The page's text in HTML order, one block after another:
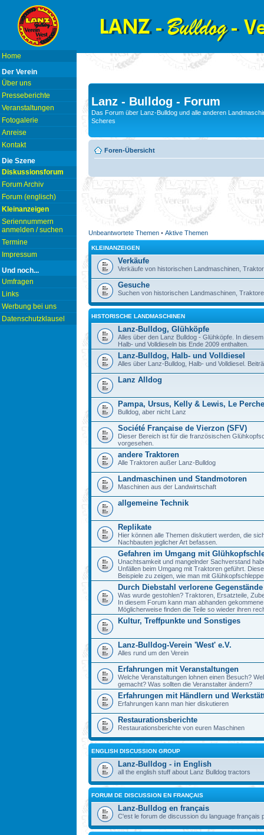
Home
Der Verein
Über uns
Presseberichte
Veranstaltungen
Fotogalerie
Anreise
Kontakt
Die Szene
Diskussionsforum
Forum Archiv
Forum (englisch)
Kleinanzeigen
Seriennummern
anmelden / suchen
Termine
Impressum
Und noch...
Umfragen
Links
Werbung bei uns
Datenschutzklausel
Lanz - Bulldog - Forum
Das Forum über Lanz-Bulldog und alle anderen
Scheres
Foren-Übersicht
Unbeantwortete Themen • Aktive Themen
KLEINANZEIGEN
Verkäufe
Verkäufe von historischen Landmaschinen,
Gesuche
Suchen von historischen Landmaschinen,
HISTORISCHE LANDMASCHINEN
Lanz-Bulldog, Glühköpfe
Alles über den Lanz Bulldog - Glühköpfe. In
Halb- und Volldieseln bis Ende 2009 enthalten.
Lanz-Bulldog, Halb- und Volldiesel
Alles über Lanz-Bulldog, Halb- und Volldiesel.
Lanz Alldog
Pampa, Ursus, Kelly & Lewis, Le
Bulldog, aber nicht Lanz
Société Française de Vierzon (SFV)
Dieser Bereich ist für die französischen
vorgesehen.
andere Traktoren
Alle Traktoren außer Lanz-Bulldog
Landmaschinen und Standmotoren
Maschinen aus der Landwirtschaft
allgemeine Technik
Replikate
Hier können alle Themen diskutiert werden, die
Nachbauten jeglicher Art befassen.
Gefahren im Umgang mit
Unachtsamkeit und mangelnder Sachverstand
Unfällen beim Umgang mit Traktoren geführt.
Beispiele zu zeigen, wie man mit
Durch Diebstahl verlorene Gegenstände
Was wurde gestohlen? Traktoren, Ersatzteile,
In diesem Forum kann man abhanden
Möglicherweise finden die Teile so wieder ihren
Kultur, Treffpunkte und Sonstiges
Lanz-Bulldog-Verein 'West' e.V.
Alles rund um den Verein
Erfahrungen mit Veranstaltungen
Welche Veranstaltungen lohnen einen Besuch?
gemacht? Was sollten die Veranstalter ändern?
Erfahrungen mit Händlern und
Erfahrungen kann man hier diskutieren
Restaurationsberichte
Restaurationsberichte von euren Maschinen
ENGLISH DISCUSSION GROUP
Lanz-Bulldog - in English
all the english stuff about Lanz Bulldog tractors
FORUM DE DISCUSSION EN FRANÇAIS
Lanz-Bulldog en français
C'est le forum de discussion du language français